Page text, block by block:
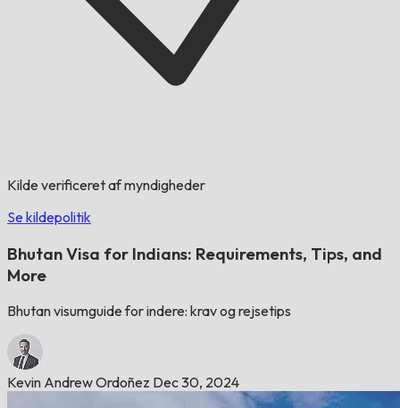
Kilde verificeret af myndigheder
Se kildepolitik
Bhutan Visa for Indians: Requirements, Tips, and
More
Bhutan visumguide for indere: krav og rejsetips
Kevin Andrew Ordoñez Dec 30, 2024